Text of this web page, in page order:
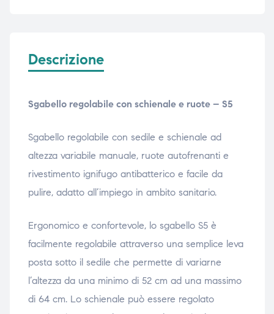
Descrizione
Sgabello regolabile con schienale e ruote – S5
Sgabello regolabile con sedile e schienale ad
altezza variabile manuale, ruote autofrenanti e
rivestimento ignifugo antibatterico e facile da
pulire, adatto all’impiego in ambito sanitario.
Ergonomico e confortevole, lo sgabello S5 è
facilmente regolabile attraverso una semplice leva
posta sotto il sedile che permette di variarne
l’altezza da una minimo di 52 cm ad una massimo
di 64 cm. Lo schienale può essere regolato